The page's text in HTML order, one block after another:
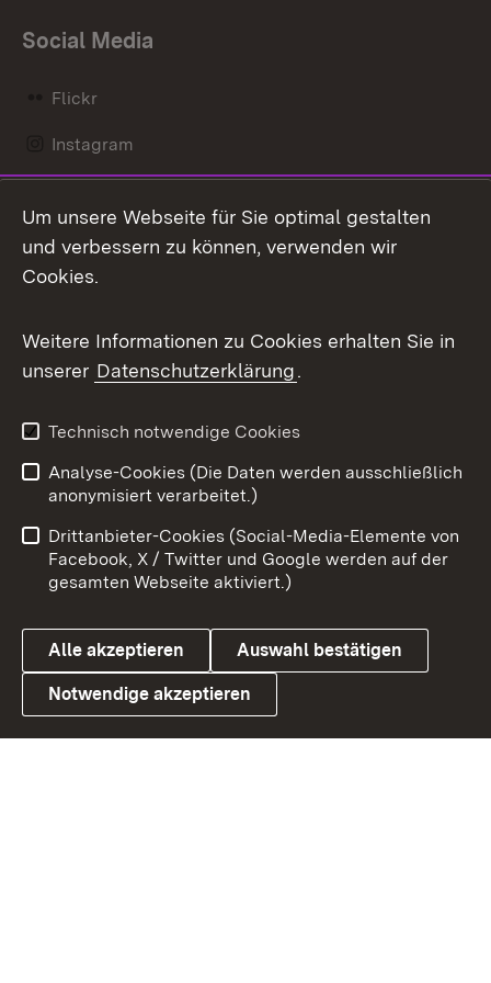
Social Media
Flickr
Instagram
Mastodon
Messenger
Social Wall
X / Twitter
Youtube
Link zum Landesportal
Benutzungshinweise
Barrierefreiheit
Datenschutz
Cookies
Um unsere Webseite für Sie optimal gestalten
und verbessern zu können, verwenden wir
Cookies.
Weitere Informationen zu Cookies erhalten Sie in
unserer Datenschutzerklärung.
Technisch notwendige Cookies
Analyse-Cookies (Die Daten werden ausschließlich
anonymisiert verarbeitet.)
Drittanbieter-Cookies (Social-Media-Elemente von
Facebook, X / Twitter und Google werden auf der
gesamten Webseite aktiviert.)
Alle akzeptieren Auswahl bestätigen
Notwendige akzeptieren